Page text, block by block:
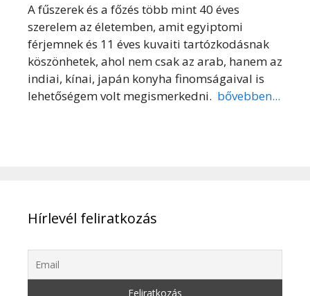
A fűszerek és a főzés több mint 40 éves
szerelem az életemben, amit egyiptomi
férjemnek és 11 éves kuvaiti tartózkodásnak
köszönhetek, ahol nem csak az arab, hanem az
indiai, kínai, japán konyha finomságaival is
lehetőségem volt megismerkedni. bővebben...
Hírlevél feliratkozás